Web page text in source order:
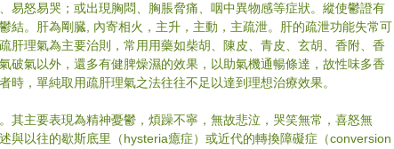
易怒易哭；或出現胸悶、胸脹脅痛、咽中異物感等症狀。縱使鬱證有
結。肝為剛臓, 內寄相火，主升，主動，主疏泄。肝的疏泄功能失常可
肝理氣為主要治則，常用用藥如柴胡、陳皮、青皮、玄胡、香附、香
破氣以外，還多有健脾燥濕的效果，以助氣機通暢條達，故性味多香
，單純取用疏肝理氣之法往往不足以達到理想治療效果。
其主要表現為精神憂鬱，煩躁不寧，無故悲泣，哭笑無常，喜怒無
與以往的歇斯底里（hysteria癔症）或近代的轉換障礙症（conversion